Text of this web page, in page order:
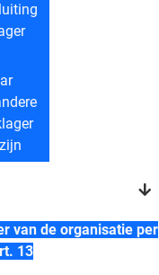
van de organisatie per
13